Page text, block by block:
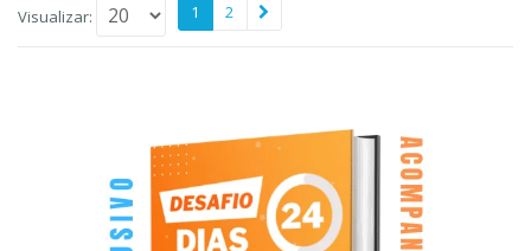
Visualizar: 1 2